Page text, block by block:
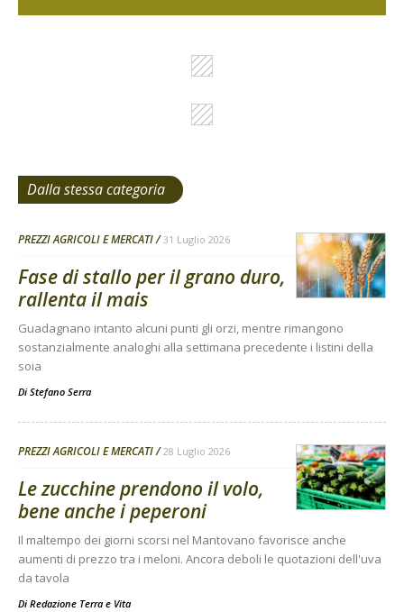
Dalla stessa categoria
PREZZI AGRICOLI E MERCATI 31 Luglio 2026
Fase di stallo per il grano duro,
rallenta il mais
Guadagnano intanto alcuni punti gli orzi, mentre rimangono
sostanzialmente analoghi alla settimana precedente i listini della
soia
Di Stefano Serra
PREZZI AGRICOLI E MERCATI 28 Luglio 2026
Le zucchine prendono il volo,
bene anche i peperoni
Il maltempo dei giorni scorsi nel Mantovano favorisce anche
aumenti di prezzo tra i meloni. Ancora deboli le quotazioni dell'uva
da tavola
Di Redazione Terra e Vita